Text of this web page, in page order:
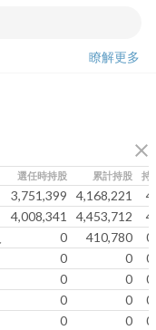
瞭解更多
close
選任時持股 累計持股 持
3,751,399 4,168,221
4,008,341 4,453,712
0 410,780
0 0
0 0
0 0
0 0